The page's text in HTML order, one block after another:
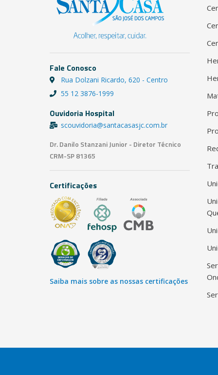
Fale Conosco
Rua Dolzani Ricardo, 620 - Centro
55 12 3876-1999
Ouvidoria Hospital
scouvidoria@santacasasjc.com.br
Dr. Danilo Stanzani Junior - Diretor Técnico
CRM-SP 81365
Certificações
Saiba mais sobre as nossas certificações